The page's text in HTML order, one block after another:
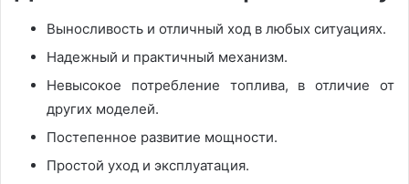
Выносливость и отличный ход в любых ситуациях.
Надежный и практичный механизм.
Невысокое потребление топлива, в отличие от
других моделей.
Постепенное развитие мощности.
Простой уход и эксплуатация.